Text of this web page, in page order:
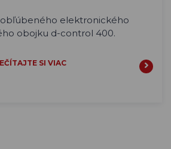
elektronického
obojku d-control 400.
SI VIAC